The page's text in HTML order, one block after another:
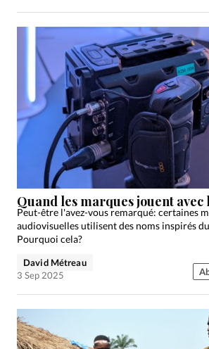
Vécu
Vie Intérieure
Quand les marques jouent
Peut-être l'avez-vous remarqué: certaines
audiovisuelles utilisent des noms inspirés
Pourquoi cela?
David Métreau
3 Sep 2025